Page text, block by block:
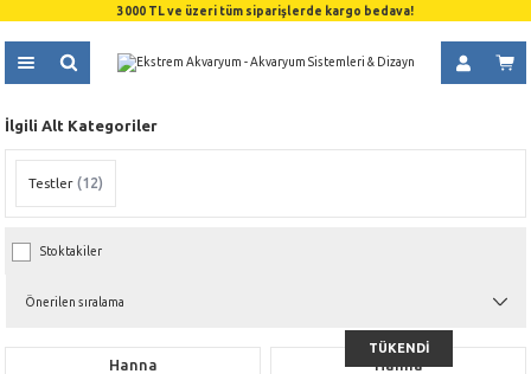
3000 TL ve üzeri tüm siparişlerde kargo bedava!
İlgili Alt Kategoriler
Testler (12)
Stoktakiler
Hanna
TÜKENDİ
Hanna